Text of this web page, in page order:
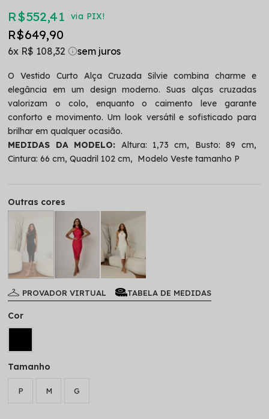
R$ 552,41 via PIX!
R$ 649,90
6x R$ 108,32
O Vestido Curto Alça Cruzada Silvie combina charme e
elegância em um design moderno. Suas alças cruzadas
valorizam o colo, enquanto o caimento leve garante
conforto e movimento. Um look versátil e sofisticado para
brilhar em qualquer ocasião.
MEDIDAS DA MODELO: Altura: 1,73 cm, Busto: 89 cm,
Cintura: 66 cm, Quadril 102 cm, Modelo Veste tamanho P
Outras cores
PROVADOR VIRTUAL TABELA DE MEDIDAS
Tamanho
P M G
Cor